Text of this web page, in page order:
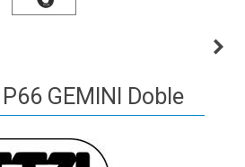
GEMINI Doble